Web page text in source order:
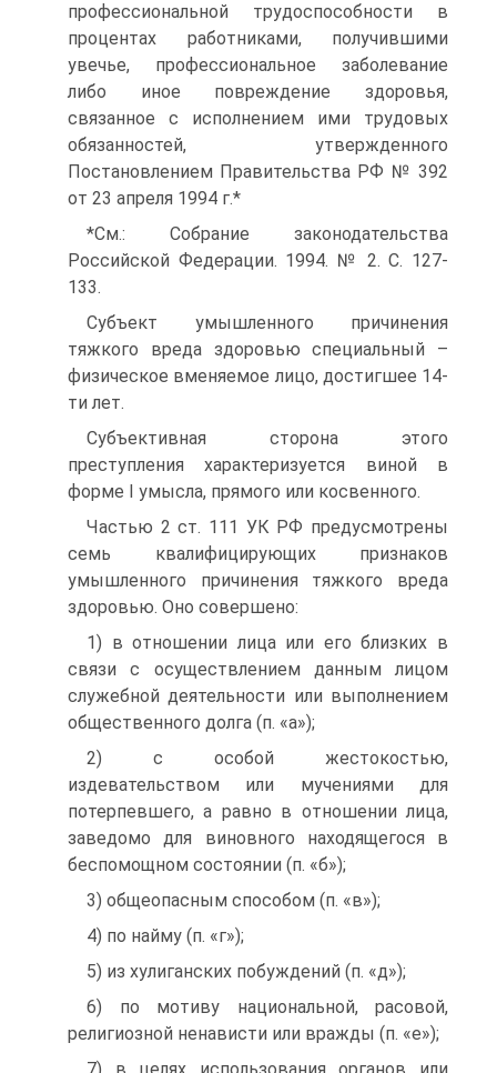
профессиональной трудоспособности в
процентах работниками, получившими
увечье, профессиональное заболевание
либо иное повреждение здоровья,
связанное с исполнением ими трудовых
обязанностей, утвержденного
Постановлением Правительства РФ № 392
от 23 апреля 1994 г.*
*См.: Собрание законодательства
Российской Федерации. 1994. № 2. С. 127-
133.
Субъект умышленного причинения
тяжкого вреда здоровью специальный –
физическое вменяемое лицо, достигшее 14-
ти лет.
Субъективная сторона этого
преступления характеризуется виной в
форме I умысла, прямого или косвенного.
Частью 2 ст. 111 УК РФ предусмотрены
семь квалифицирующих признаков
умышленного причинения тяжкого вреда
здоровью. Оно совершено:
1) в отношении лица или его близких в
связи с осуществлением данным лицом
служебной деятельности или выполнением
общественного долга (п. «а»);
2) с особой жестокостью,
издевательством или мучениями для
потерпевшего, а равно в отношении лица,
заведомо для виновного находящегося в
беспомощном состоянии (п. «б»);
3) общеопасным способом (п. «в»);
4) по найму (п. «г»);
5) из хулиганских побуждений (п. «д»);
6) по мотиву национальной, расовой,
религиозной ненависти или вражды (п. «е»);